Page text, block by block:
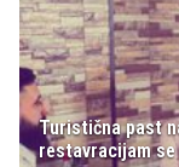
Turistična past
restavracijam